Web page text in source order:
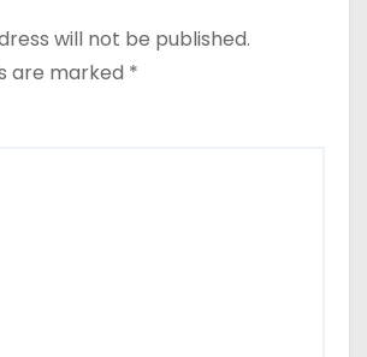
will not be published.
are marked *